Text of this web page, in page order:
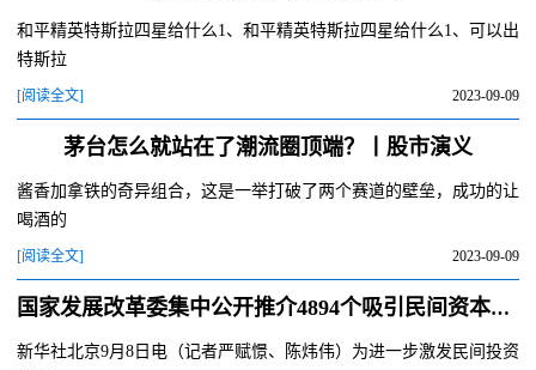
和平精英特斯拉四星给什么1、和平精英特斯拉四星给什么1、可以出
特斯拉
[阅读全文] 2023-09-09
茅台怎么就站在了潮流圈顶端？丨股市演义
酱香加拿铁的奇异组合，这是一举打破了两个赛道的壁垒，成功的让
喝酒的
[阅读全文] 2023-09-09
国家发展改革委集中公开推介4894个吸引民间资本参与的重点项目
新华社北京9月8日电（记者严赋憬、陈炜伟）为进一步激发民间投资